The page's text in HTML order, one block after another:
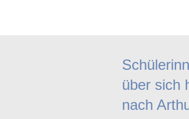
über sich
nach